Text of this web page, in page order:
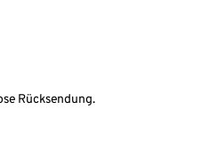
Rücksendung.